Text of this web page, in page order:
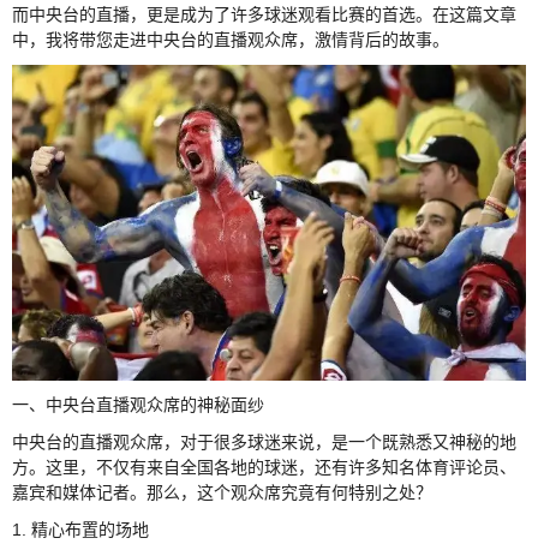
而中央台的直播，更是成为了许多球迷观看比赛的首选。在这篇文章
中，我将带您走进中央台的直播观众席，激情背后的故事。
一、中央台直播观众席的神秘面纱
中央台的直播观众席，对于很多球迷来说，是一个既熟悉又神秘的地
方。这里，不仅有来自全国各地的球迷，还有许多知名体育评论员、
嘉宾和媒体记者。那么，这个观众席究竟有何特别之处？
1. 精心布置的场地